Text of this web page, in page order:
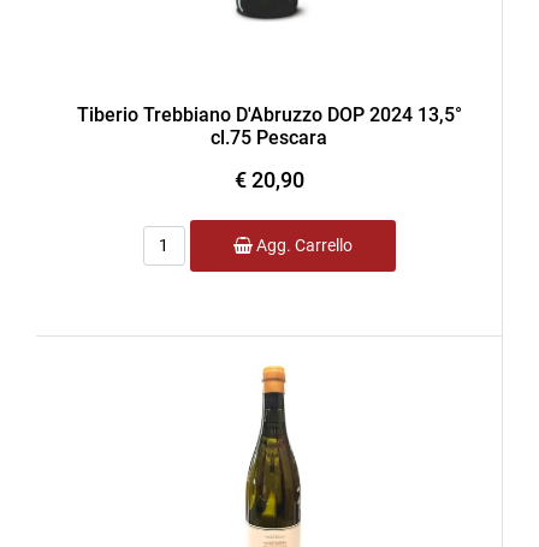
Tiberio Trebbiano D'Abruzzo DOP 2024 13,5°
cl.75 Pescara
€ 20,90
Quantità
Agg. Carrello